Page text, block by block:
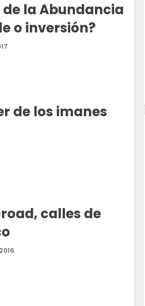
de la Abundancia
o inversión?
de los imanes
calles de